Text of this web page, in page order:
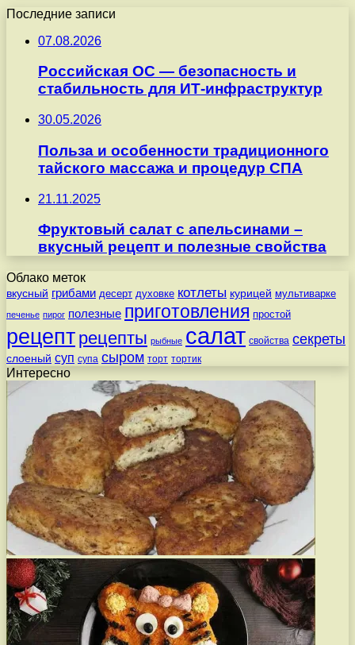
Последние записи
07.08.2026
Российская ОС — безопасность и
стабильность для ИТ-инфраструктур
30.05.2026
Польза и особенности традиционного
тайского массажа и процедур СПА
21.11.2025
Фруктовый салат с апельсинами –
вкусный рецепт и полезные свойства
Облако меток
вкусный грибами десерт духовке котлеты курицей мультиварке
печенье пирог полезные приготовления простой
рецепт рецепты рыбные салат свойства секреты
слоеный суп супа сыром торт тортик
Интересно